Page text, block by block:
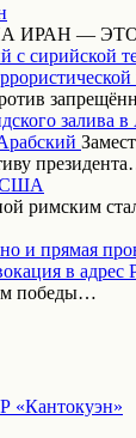
ИРАН —
сирийской
залива
США
римским
и прямая
победы…
«Кантокуэн»